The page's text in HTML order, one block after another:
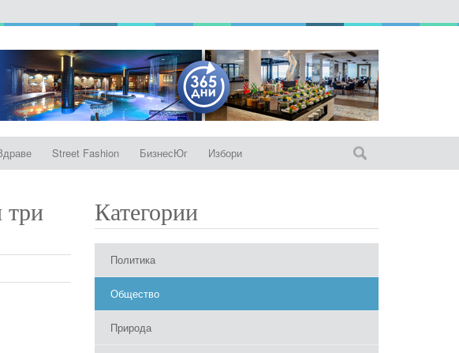
Street Fashion БизнесЮг Избори
три
Категории
Политика
Общество
Природа